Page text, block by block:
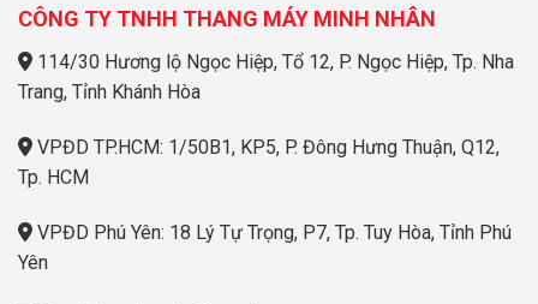
CÔNG TY TNHH THANG MÁY MINH NHÂN
114/30 Hương lộ Ngọc Hiệp, Tổ 12, P. Ngọc Hiệp, Tp. Nha
Trang, Tỉnh Khánh Hòa
VPĐD TP.HCM: 1/50B1, KP5, P. Đông Hưng Thuận, Q12,
Tp. HCM
VPĐD Phú Yên: 18 Lý Tự Trọng, P7, Tp. Tuy Hòa, Tỉnh Phú
Yên